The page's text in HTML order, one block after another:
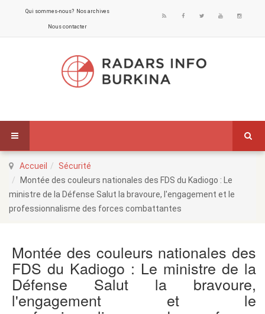
Qui sommes-nous? Nos archives
Nous contacter
Accueil
Sécurité
Montée des couleurs nationales des FDS du Kadiogo : Le
ministre de la Défense Salut la bravoure, l'engagement et le
professionnalisme des forces combattantes
Montée des couleurs nationales des
FDS du Kadiogo : Le ministre de la
Défense Salut la bravoure,
l'engagement et le